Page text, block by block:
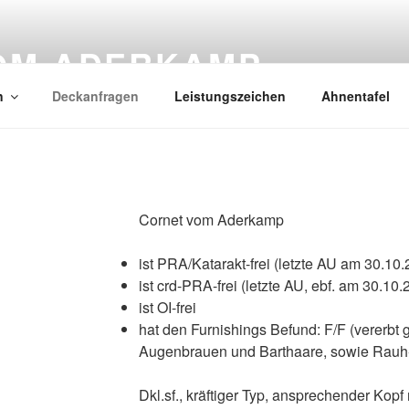
ADERKAMP
Deckanfragen Leistungszeichen Ahnentafel
Cornet vom Aderkamp
ist PRA/Katarakt-frei (letzte AU am
ist crd-PRA-frei (letzte AU, ebf. am
ist OI-frei
hat den Furnishings Befund: F/F (vererbt
Augenbrauen und Barthaare, sowie
Dkl.sf., kräftiger Typ, ansprechender